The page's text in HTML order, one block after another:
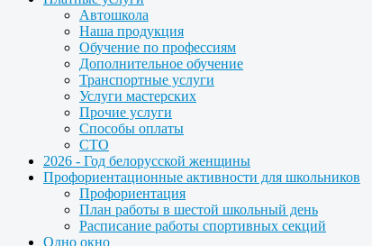
Автошкола
Наша продукция
Обучение по профессиям
Дополнительное обучение
Транспортные услуги
Услуги мастерских
Прочие услуги
Способы оплаты
СТО
2026 - Год белорусской женщины
Профориентационные активности для школьников
Профориентация
План работы в шестой школьный день
Расписание работы спортивных секций
Одно окно